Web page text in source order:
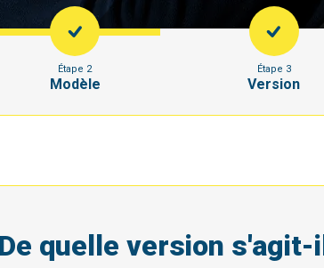
Étape 2
Modèle
Étape 3
Version
De quelle version s'agit-